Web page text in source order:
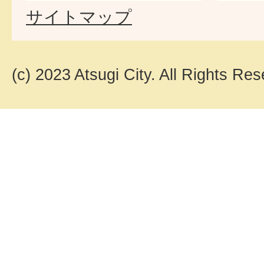
サイトマップ
(c) 2023 Atsugi City. All Rights